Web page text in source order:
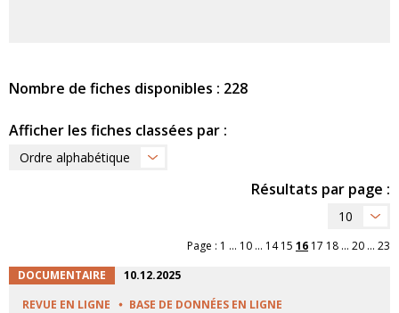
Nombre de fiches disponibles : 228
Afficher les fiches classées par :
Ordre alphabétique
Résultats par page :
10
Page : 1 ... 10 ... 14 15 16 17 18 ... 20 ... 23
DOCUMENTAIRE
10.12.2025
REVUE EN LIGNE
BASE DE DONNÉES EN LIGNE